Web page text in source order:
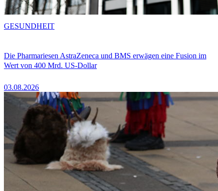
Die Pharmariesen AstraZeneca und BMS erwägen eine Fusion im
Wert von 400 Mrd. US-Dollar
03.08.2026
GESUNDHEIT